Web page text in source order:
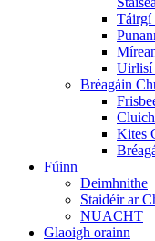
Táirgí
Uirlisí
Bréagáin
Kites
Fúinn
Deimhnithe
Staidéir ar
NUACHT
Glaoigh orainn